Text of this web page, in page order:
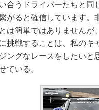
合うドライバーたちと同
がると確信しています。
は簡単ではありませんが
挑戦することは、私のキ
ングなレースをしたいと
ている。